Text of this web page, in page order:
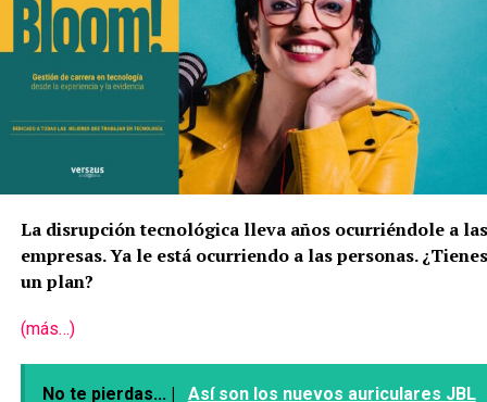
La disrupción tecnológica lleva años ocurriéndole a las
empresas. Ya le está ocurriendo a las personas. ¿Tienes
un plan?
(más…)
No te pierdas... | Así son los nuevos auriculares JBL